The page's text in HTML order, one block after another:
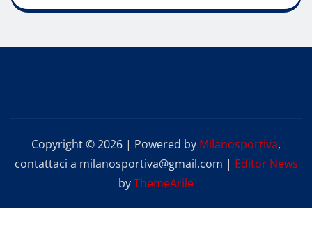
Copyright © 2026 | Powered by Milanosportiva,
contattaci a milanosportiva@gmail.com | Editor News
byThemeArile